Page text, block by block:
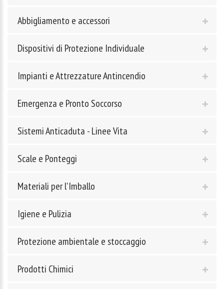
Abbigliamento e accessori
Dispositivi di Protezione Individuale
Impianti e Attrezzature Antincendio
Emergenza e Pronto Soccorso
Sistemi Anticaduta - Linee Vita
Scale e Ponteggi
Materiali per l'Imballo
Igiene e Pulizia
Protezione ambientale e stoccaggio
Prodotti Chimici